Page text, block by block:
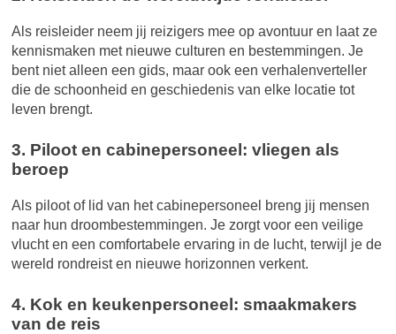
Als reisleider neem jij reizigers mee op avontuur en laat ze
kennismaken met nieuwe culturen en bestemmingen. Je
bent niet alleen een gids, maar ook een verhalenverteller
die de schoonheid en geschiedenis van elke locatie tot
leven brengt.
3. Piloot en cabinepersoneel: vliegen als
beroep
Als piloot of lid van het cabinepersoneel breng jij mensen
naar hun droombestemmingen. Je zorgt voor een veilige
vlucht en een comfortabele ervaring in de lucht, terwijl je de
wereld rondreist en nieuwe horizonnen verkent.
4. Kok en keukenpersoneel: smaakmakers
van de reis